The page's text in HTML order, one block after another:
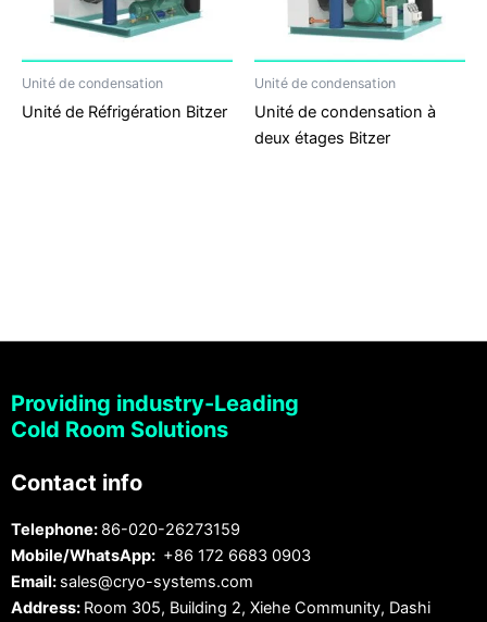
Unité de condensation
Unité de Réfrigération Bitzer
Unité de condensation
Unité de condensation à
deux étages Bitzer
Providing industry-Leading
Cold Room Solutions
Contact info
Telephone: 86-020-26273159
Mobile/WhatsApp: +86 172 6683 0903
Email: sales@cryo-systems.com
Address: Room 305, Building 2, Xiehe Community, Dashi